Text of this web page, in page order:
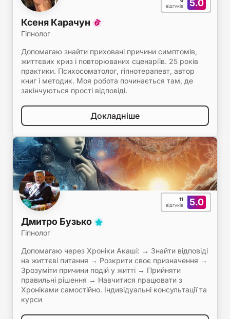
5.0
відгуків
Ксеня Карачун
Гіпнолог
Допомагаю знайти приховані причини симптомів,
життєвих криз і повторюваних сценаріїв. 25 років
практики. Психосоматолог, гіпнотерапевт, автор
книг і методик. Моя робота починається там, де
закінчуються прості відповіді.
Докладніше
5.0
11
відгуків
Дмитро Бузько
Гіпнолог
Допомагаю через Хроніки Акаші: → Знайти відповіді
на життєві питання → Розкрити своє призначення →
Зрозуміти причини подій у житті → Прийняти
правильні рішення → Навчитися працювати з
Хроніками самостійно. Індивідуальні консультації та
курси